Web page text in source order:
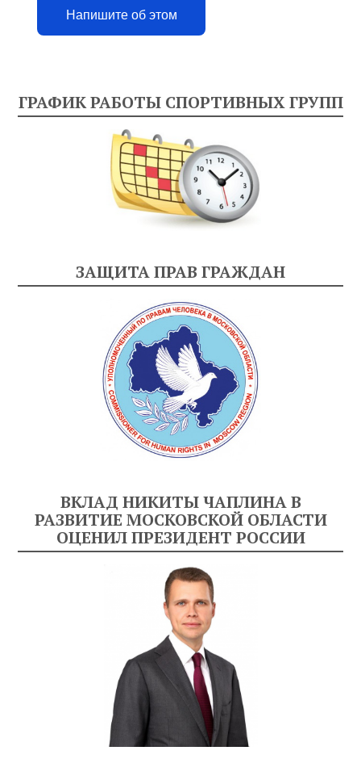
Напишите об этом
ГРАФИК РАБОТЫ СПОРТИВНЫХ ГРУПП
ЗАЩИТА ПРАВ ГРАЖДАН
ВКЛАД НИКИТЫ ЧАПЛИНА В
РАЗВИТИЕ МОСКОВСКОЙ ОБЛАСТИ
ОЦЕНИЛ ПРЕЗИДЕНТ РОССИИ